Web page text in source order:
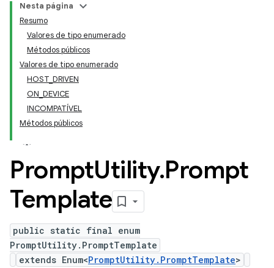
Nesta página
Resumo
Valores de tipo enumerado
Métodos públicos
Valores de tipo enumerado
HOST_DRIVEN
ON_DEVICE
INCOMPATÍVEL
Métodos públicos
PromptUtility.Prompt
Template
public static final enum
PromptUtility.PromptTemplate
extends Enum<PromptUtility.PromptTemplate>